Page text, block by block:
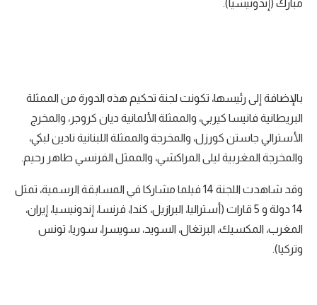
مبارك (إندونيسيا).
بالإضافة إلى رئيسها، تكونت لجنة تحكيم هذه الدورة من الممثلة
البريطانية فانيسا كيربي، والممثلة الألمانية ديان كروجر، والمخرج
الأسترالي جاستن كورزل، والمخرجة والممثلة اللبنانية نادين لبكي،
والمخرجة المغربية ليلى المراكشي، والممثل الفرنسي طاهر رحيم.
وقد شاهدت اللجنة 14 فيلما مشاركا في المسابقة الرسمية، تمثل
14 دولة و 5 قارات (أستراليا، البرازيل، كندا، فرنسا، إندونيسيا، إيران،
المغرب، المكسيك، البرتغال، السويد، سويسرا، سوريا، تونس
وتركيا).